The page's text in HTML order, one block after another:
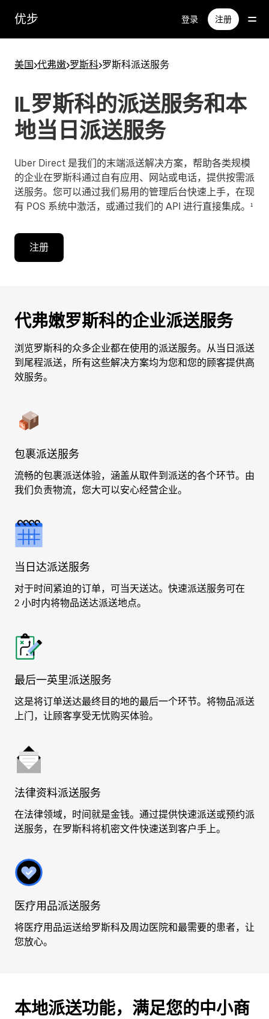
优步 登录 注册
美国>代弗嫩>罗斯科>罗斯科派送服务
IL罗斯科的派送服务和本
地当日派送服务
Uber Direct 是我们的末端派送解决方案，帮助各类规模
的企业在罗斯科通过自有应用、网站或电话，提供按需派
送服务。您可以通过我们易用的管理后台快速上手，在现
有 POS 系统中激活，或通过我们的 API 进行直接集成。¹
注册
代弗嫩罗斯科的企业派送服务
浏览罗斯科的众多企业都在使用的派送服务。从当日派送
到尾程派送，所有这些解决方案均为您和您的顾客提供高
效服务。
包裹派送服务
流畅的包裹派送体验，涵盖从取件到派送的各个环节。由
我们负责物流，您大可以安心经营企业。
当日达派送服务
对于时间紧迫的订单，可当天送达。快速派送服务可在
2 小时内将物品送达派送地点。
最后一英里派送服务
这是将订单送达最终目的地的最后一个环节。将物品派送
上门，让顾客享受无忧购买体验。
法律资料派送服务
在法律领域，时间就是金钱。通过提供快速派送或预约派
送服务，在罗斯科将机密文件快速送到客户手上。
医疗用品派送服务
将医疗用品运送给罗斯科及周边医院和最需要的患者，让
您放心。
本地派送功能，满足您的中小商